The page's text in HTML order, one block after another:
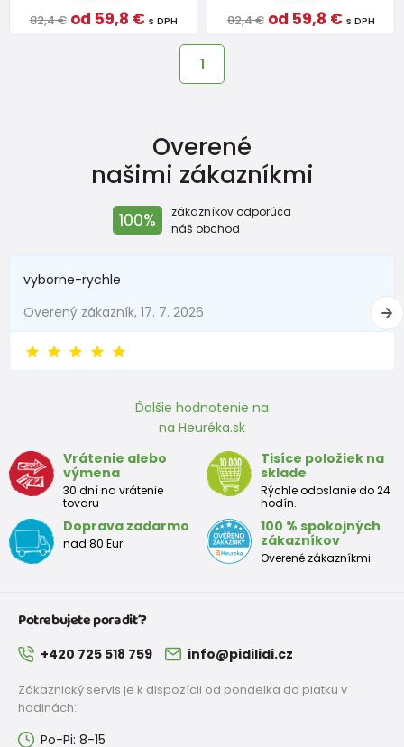
82,4 € od 59,8 € s DPH
82,4 € od 59,8 € s DPH
1
Overené
našimi zákazníkmi
100%
zákazníkov odporúča
náš obchod
vyborne-rychle
Overený zákazník, 17. 7. 2026
Ďalšie hodnotenie na
na Heuréka.sk
Vrátenie alebo
výmena
30 dní na vrátenie
tovaru
Tisíce položiek na
sklade
Rýchle odoslanie do 24
hodín.
Doprava zadarmo
nad 80 Eur
100 % spokojných
zákazníkov
Overené zákazníkmi
Potrebujete poradiť?
+420 725 518 759 info@pidilidi.cz
Zákaznický servis je k dispozícii od pondelka do piatku v
hodinách:
Po-Pi: 8-15